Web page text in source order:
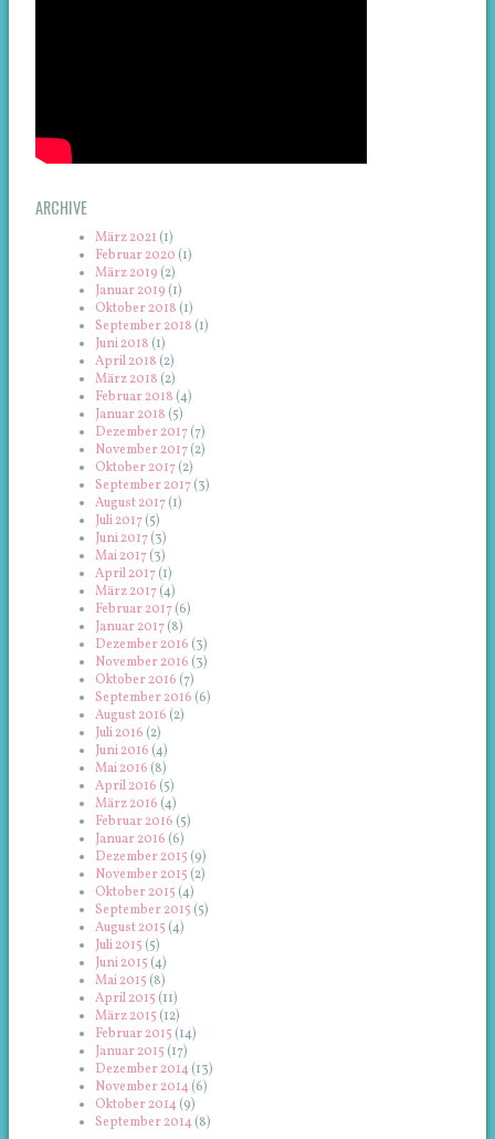
ARCHIVE
März 2021 (1)
Februar 2020 (1)
März 2019 (2)
Januar 2019 (1)
Oktober 2018 (1)
September 2018 (1)
Juni 2018 (1)
April 2018 (2)
März 2018 (2)
Februar 2018 (4)
Januar 2018 (5)
Dezember 2017(7)
November 2017(2)
Oktober 2017(2)
September 2017(3)
August 2017(1)
Juli 2017(5)
Juni 2017(3)
Mai 2017(3)
April 2017(1)
März 2017(4)
Februar 2017(6)
Januar 2017(8)
Dezember 2016 (3)
November 2016 (3)
Oktober 2016 (7)
September 2016 (6)
August 2016 (2)
Juli 2016 (2)
Juni 2016 (4)
Mai 2016 (8)
April 2016 (5)
März 2016 (4)
Februar 2016 (5)
Januar 2016 (6)
Dezember 2015 (9)
November 2015 (2)
Oktober 2015 (4)
September 2015 (5)
August 2015 (4)
Juli 2015 (5)
Juni 2015 (4)
Mai 2015 (8)
April 2015 (11)
März 2015 (12)
Februar 2015 (14)
Januar 2015 (17)
Dezember 2014(13)
November 2014(6)
Oktober 2014(9)
September 2014(8)